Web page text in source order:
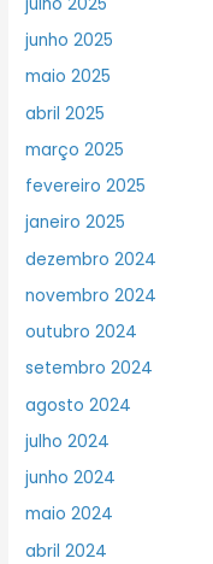
junho 2025
maio 2025
abril 2025
março 2025
fevereiro 2025
janeiro 2025
dezembro 2024
novembro 2024
outubro 2024
setembro 2024
agosto 2024
julho 2024
junho 2024
maio 2024
abril 2024